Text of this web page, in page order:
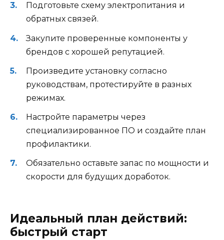
Подготовьте схему электропитания и
обратных связей.
Закупите проверенные компоненты у
брендов с хорошей репутацией.
Произведите установку согласно
руководствам, протестируйте в разных
режимах.
Настройте параметры через
специализированное ПО и создайте план
профилактики.
Обязательно оставьте запас по мощности и
скорости для будущих доработок.
Идеальный план действий:
быстрый старт